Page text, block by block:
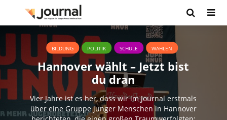
BILDUNG POLITIK SCHULE WAHLEN
Hannover wählt – Jetzt bist
du dran
Vier Jahre ist es her, dass wir im Journal erstmals
über eine Gruppe junger Menschen in Hannover